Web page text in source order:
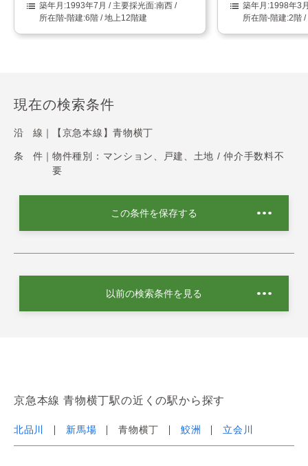
1993年7月
南西
6階 / 地上12階建
1998年3
2階 /
現在の検索条件
沿 線｜ 【京急本線】青物横丁
条 件｜ 物件種別：マンション、戸建、土地 / 仲介手数料不
要
この条件を保存する
以前の検索条件を見る
京急本線 青物横丁駅の近くの駅から探す
北品川 新馬場 青物横丁 鮫洲 立会川